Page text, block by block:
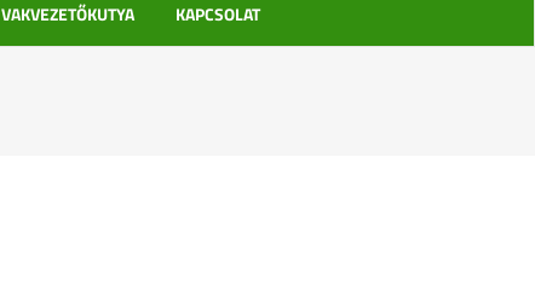
VAKVEZETŐKUTYA KAPCSOLAT